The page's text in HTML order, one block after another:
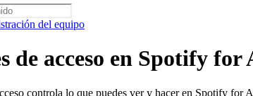
del equipo
de acceso en Spotify for
controla lo que puedes ver y hacer en Spotify for